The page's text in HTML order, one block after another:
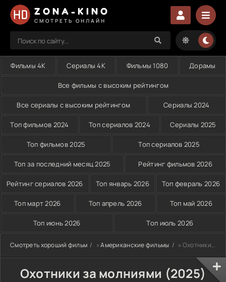
ZONA-KINO
СМОТРЕТЬ ОНЛАЙН
Фильмы 4K Сериалы 4K Фильмы 1080 Дорамы
Все фильмы с высоким рейтингом
Все сериалы с высоким рейтингом Сериалы 2024
Топ фильмов 2024 Топ сериалов 2024 Сериалы 2025
Топ фильмов 2025 Топ сериалов 2025
Топ за последний месяц 2025 Рейтинг фильмов 2026
Рейтинг сериалов 2026 Топ январь 2026 Топ февраль 2026
Топ март 2026 Топ апрель 2026 Топ май 2026
Топ июнь 2026 Топ июль 2026
Смотреть хороший фильм »Американские фильмы » Охотники за молниями (2025)
Охотники за молниями (2025)